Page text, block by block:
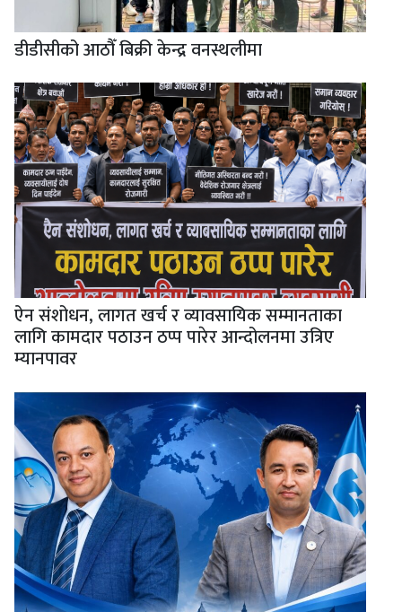
डीडीसीको आठौँ बिक्री केन्द्र वनस्थलीमा
ऐन संशोधन, लागत खर्च र व्यावसायिक सम्मानताका
लागि कामदार पठाउन ठप्प पारेर आन्दोलनमा उत्रिए
म्यानपावर